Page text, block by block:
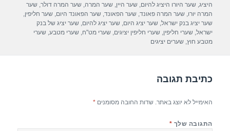
b
o
o
היציג,שער היורו היציג להיום,שער היין,שער המרה,שער המרה דולר,שער
המרה יורו,שער המרה פאונד,שער הפאונד,שער הפאונד היום,שער חליפין,
שער יציג בנק ישראל,שער יציג היום,שער יציג להיום,שער יציג של בנק
ישראל,שערי חליפין,שערי חליפין יציגים,שערי מט"ח,שערי מטבע,שערי
מטבע חוץ,שערים יציגים
כתיבת תגובה
האימייל לא יוצג באתר. שדות החובה מסומנים*
התגובה שלך *